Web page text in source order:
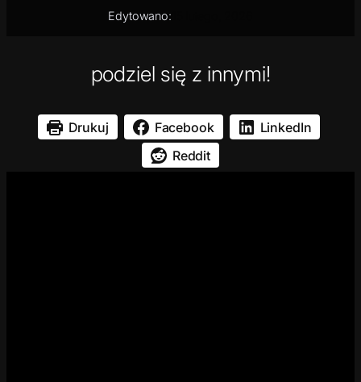
Edytowano:
podziel się z innymi!
Drukuj Facebook
LinkedIn
Reddit